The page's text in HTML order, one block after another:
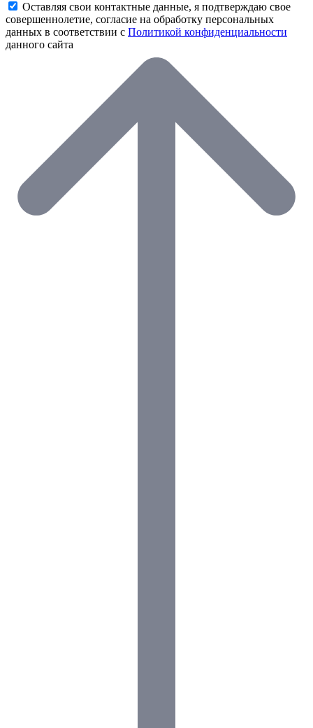
Оставляя свои контактные данные, я подтверждаю свое
совершеннолетие, согласие на обработку персональных
данных в соответствии с Политикой конфиденциальности
данного сайта